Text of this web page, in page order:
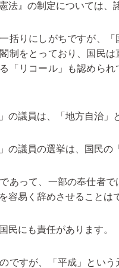
法』の制定については、
括りにしがちですが、「
制をとっており、国民
「リコール」も認めら
の議員は、「地方自治」
の議員の選挙は、国民の
であって、一部の奉仕者
容易く辞めさせることは
民にも責任があります。
ですが、「平成」という